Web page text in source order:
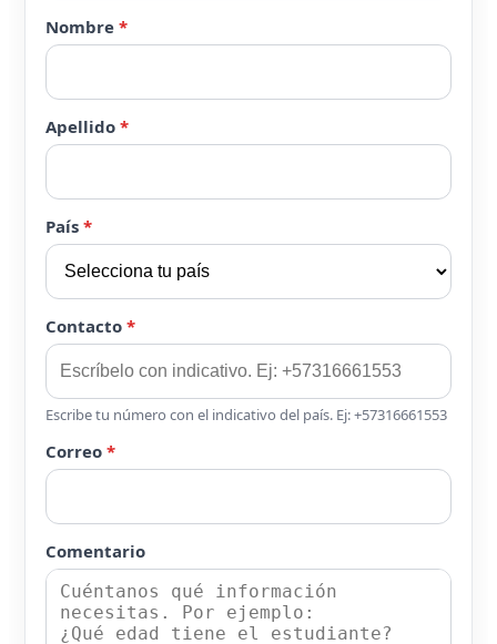
Nombre *
Apellido *
País *
Contacto *
Escribe tu número con el indicativo del país. Ej: +57316661553
Correo *
Comentario